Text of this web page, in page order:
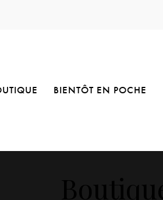
BIENTÔT EN POCHE